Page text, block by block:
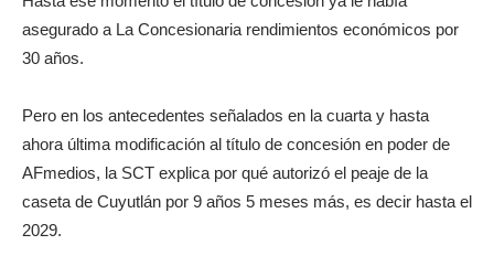
asegurado a La Concesionaria rendimientos económicos por
30 años.
Pero en los antecedentes señalados en la cuarta y hasta
ahora última modificación al título de concesión en poder de
AFmedios, la SCT explica por qué autorizó el peaje de la
caseta de Cuyutlán por 9 años 5 meses más, es decir hasta el
2029.